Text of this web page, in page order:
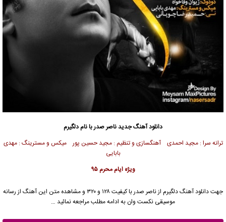
دانلود آهنگ جدیدناصر صدربا نام دلگیرم
ترانه سرا : مجید احمدی آهنگسازی و تنظیم : مجید حسین پور میکس و مسترینگ : مهدی
بابایی
ویژه ایام محرم ۹۵
جهت دانلود آهنگ دلگیرم ازناصر صدر
با کیفیت ۱۲۸ و ۳۲۰ و مشاهده متن این آهنگ از رسانه
موسیقی نکست وان به ادامه مطلب مراجعه نمائید …